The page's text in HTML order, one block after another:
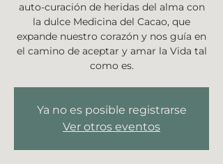
auto-curación de heridas del alma con
la dulce Medicina del Cacao, que
expande nuestro corazón y nos guía en
el camino de aceptar y amar la Vida tal
como es.
Ya no es posible registrarse
Ver otros eventos